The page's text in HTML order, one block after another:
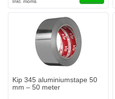
Kip 345 aluminiumstape 50
mm – 50 meter